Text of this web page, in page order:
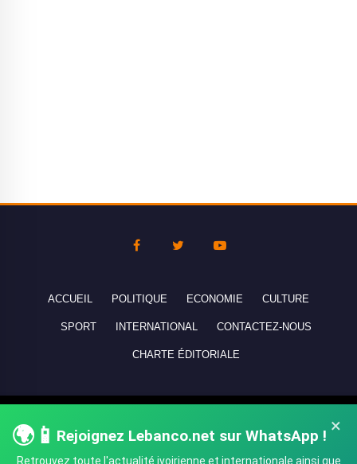
×
🌍📱 Rejoignez Lebanco.net sur WhatsApp !
Retrouvez toute l'actualité ivoirienne et internationale ainsi que
ACCUEIL POLITIQUE ECONOMIE CULTURE
SPORT INTERNATIONAL CONTACTEZ-NOUS
CHARTE ÉDITORIALE
réservés - All rights reserved.